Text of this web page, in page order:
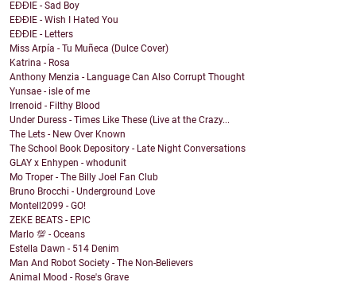
EĐĐIE - Sad Boy
EĐĐIE - Wish I Hated You
EĐĐIE - Letters
Miss Arpía - Tu Muñeca (Dulce Cover)
Katrina - Rosa
Anthony Menzia - Language Can Also Corrupt Thought
Yunsae - isle of me
Irrenoid - Filthy Blood
Under Duress - Times Like These (Live at the Crazy...
The Lets - New Over Known
The School Book Depository - Late Night Conversations
GLAY x Enhypen - whodunit
Mo Troper - The Billy Joel Fan Club
Bruno Brocchi - Underground Love
Montell2099 - GO!
ZEKE BEATS - EPIC
Marlo 💯 - Oceans
Estella Dawn - 514 Denim
Man And Robot Society - The Non-Believers
Animal Mood - Rose's Grave